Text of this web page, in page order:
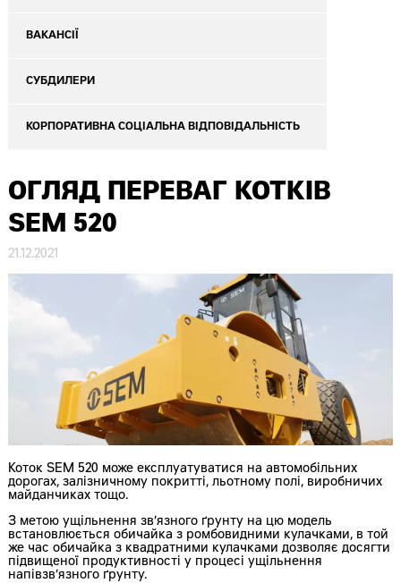
ВАКАНСІЇ
СУБДИЛЕРИ
КОРПОРАТИВНА СОЦІАЛЬНА ВІДПОВІДАЛЬНІСТЬ
ОГЛЯД ПЕРЕВАГ КОТКІВ
SEM 520
21.12.2021
Коток SEM 520 може експлуатуватися на автомобільних
дорогах, залізничному покритті, льотному полі, виробничих
майданчиках тощо.
З метою ущільнення зв’язного ґрунту на цю модель
встановлюється обичайка з ромбовидними кулачками, в той
же час обичайка з квадратними кулачками дозволяє досягти
підвищеної продуктивності у процесі ущільнення
напівзв’язного ґрунту.